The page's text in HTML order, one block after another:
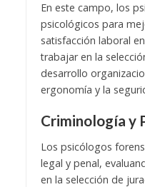
En este campo, los
psicológicos para
satisfacción laboral
trabajar en la
desarrollo
ergonomía y la
Criminología y
Los psicólogos
legal y penal,
en la selección de